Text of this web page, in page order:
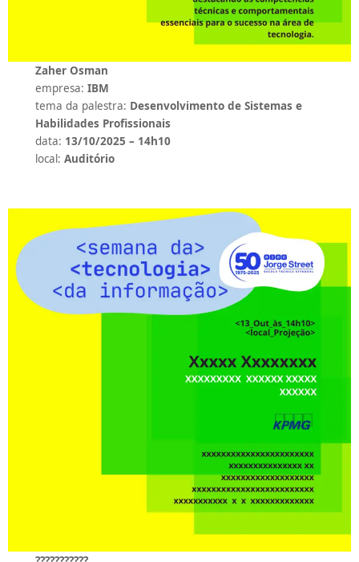
Zaher Osman
empresa:IBM
tema da palestra: Desenvolvimento de Sistemas e
Habilidades Profissionais
data: 13/10/2025 – 14h10
local:Auditório